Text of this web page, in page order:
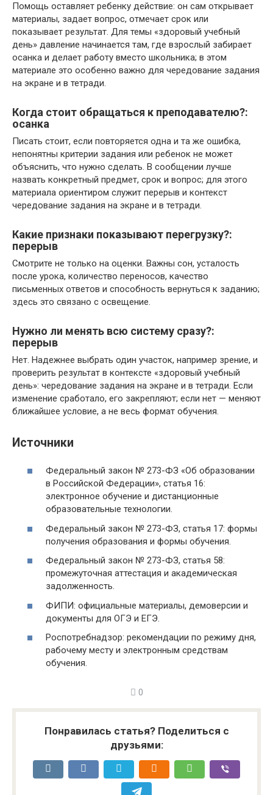
Помощь оставляет ребенку действие: он сам открывает
материалы, задает вопрос, отмечает срок или
показывает результат. Для темы «здоровый учебный
день» давление начинается там, где взрослый забирает
осанка и делает работу вместо школьника; в этом
материале это особенно важно для чередование задания
на экране и в тетради.
Когда стоит обращаться к преподавателю?:
осанка
Писать стоит, если повторяется одна и та же ошибка,
непонятны критерии задания или ребенок не может
объяснить, что нужно сделать. В сообщении лучше
назвать конкретный предмет, срок и вопрос; для этого
материала ориентиром служит перерыв и контекст
чередование задания на экране и в тетради.
Какие признаки показывают перегрузку?:
перерыв
Смотрите не только на оценки. Важны сон, усталость
после урока, количество переносов, качество
письменных ответов и способность вернуться к заданию;
здесь это связано с освещение.
Нужно ли менять всю систему сразу?:
перерыв
Нет. Надежнее выбрать один участок, например зрение, и
проверить результат в контексте «здоровый учебный
день»: чередование задания на экране и в тетради. Если
изменение сработало, его закрепляют; если нет — меняют
ближайшее условие, а не весь формат обучения.
Источники
Федеральный закон № 273-ФЗ «Об образовании
в Российской Федерации», статья 16:
электронное обучение и дистанционные
образовательные технологии.
Федеральный закон № 273-ФЗ, статья 17: формы
получения образования и формы обучения.
Федеральный закон № 273-ФЗ, статья 58:
промежуточная аттестация и академическая
задолженность.
ФИПИ: официальные материалы, демоверсии и
документы для ОГЭ и ЕГЭ.
Роспотребнадзор: рекомендации по режиму дня,
рабочему месту и электронным средствам
обучения.
0
Понравилась статья? Поделиться с
друзьями: